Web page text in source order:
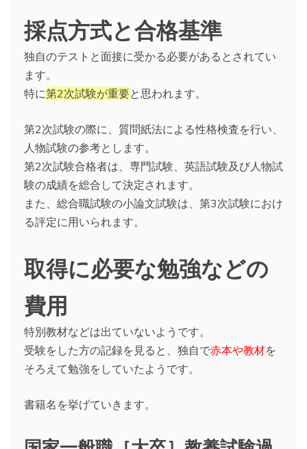
採点方式と合格基準
独自のテストと面接に受かる必要があるとされてい
ます。
特に第2次試験が重要と思われます。
第2次試験の際に、質問紙法による性格検査を行い、
人物試験の参考とします。
第2次試験合格者は、専門試験、英語試験及び人物試
験の成績を総合して決定されます。
また、総合職試験の小論文試験は、第3次試験におけ
る評定に用いられます。
取得に必要な勉強などの
費用
特別教材などは出ていないようです。
受験をした方の記録を見ると、独自で赤本や教材を
そろえて勉強をしていたようです。
書籍名を挙げていきます。